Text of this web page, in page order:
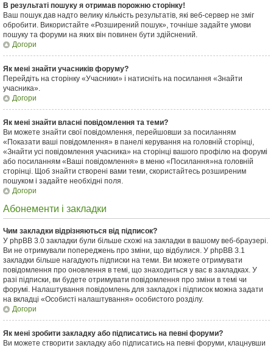
В результаті пошуку я отримав порожню сторінку!
Ваш пошук дав надто велику кількість результатів, які веб-сервер не зміг
обробити. Використайте «Розширений пошук», точніше задайте умови
пошуку та форуми на яких він повинен бути здійснений.
Догори
Як мені знайти учасників форуму?
Перейдіть на сторінку «Учасники» і натисніть на посилання «Знайти
учасника».
Догори
Як мені знайти власні повідомлення та теми?
Ви можете знайти свої повідомлення, перейшовши за посиланням
«Показати ваші повідомлення» в панелі керування на головній сторінці,
«Знайти усі повідомлення учасника» на сторінці вашого профілю на форумі
або посиланням «Ваші повідомлення» в меню «Посилання»на головній
сторінці. Щоб знайти створені вами теми, скористайтесь розширеним
пошуком і задайте необхідні поля.
Догори
Абонементи і закладки
Чим закладки відрізняються від підписок?
У phpBB 3.0 закладки були більше схожі на закладки в вашому веб-браузері.
Ви не отримували попереджень про зміни, що відбулися. У phpBB 3.1
закладки більше нагадують підписки на теми. Ви можете отримувати
повідомлення про оновлення в темі, що знаходиться у вас в закладках. У
разі підписки, ви будете отримувати повідомлення про зміни в темі чи
форумі. Налаштування повідомлень для закладок і підписок можна задати
на вкладці «Особисті налаштування» особистого розділу.
Догори
Як мені зробити закладку або підписатись на певні форуми?
Ви можете створити закладку або підписатись на певні форуми, клацнувши